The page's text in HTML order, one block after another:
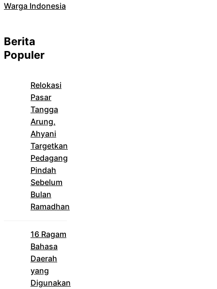
Warga Indonesia
Berita
Populer
Relokasi
Pasar
Tangga
Arung,
Ahyani
Targetkan
Pedagang
Pindah
Sebelum
Bulan
Ramadhan
16 Ragam
Bahasa
Daerah
yang
Digunakan